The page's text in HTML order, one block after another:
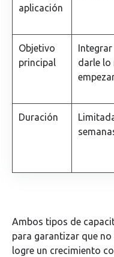
aplicación
Objetivo
principal
darle lo
Duración
Ambos tipos de
para garantizar que
logre un crecimiento